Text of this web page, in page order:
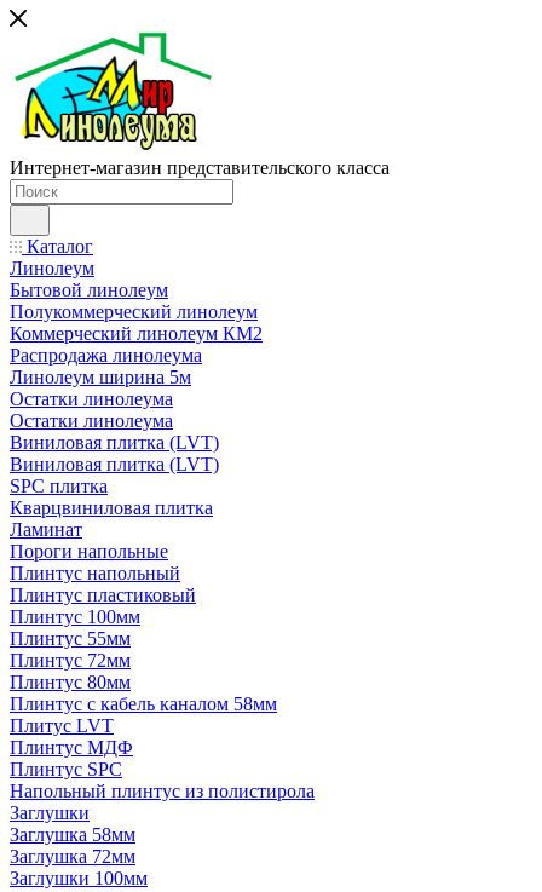
Интернет-магазин представительского класса
Каталог
Линолеум
Бытовой линолеум
Полукоммерческий линолеум
Коммерческий линолеум КМ2
Распродажа линолеума
Линолеум ширина 5м
Остатки линолеума
Остатки линолеума
Виниловая плитка (LVT)
Виниловая плитка (LVT)
SPC плитка
Кварцвиниловая плитка
Ламинат
Пороги напольные
Плинтус напольный
Плинтус пластиковый
Плинтус 100мм
Плинтус 55мм
Плинтус 72мм
Плинтус 80мм
Плинтус с кабель каналом 58мм
Плитус LVT
Плинтус МДФ
Плинтус SPC
Напольный плинтус из полистирола
Заглушки
Заглушка 58мм
Заглушка 72мм
Заглушки 100мм